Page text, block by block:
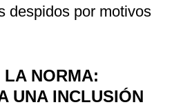
despidos por motivos
NORMA:
UNA INCLUSIÓN